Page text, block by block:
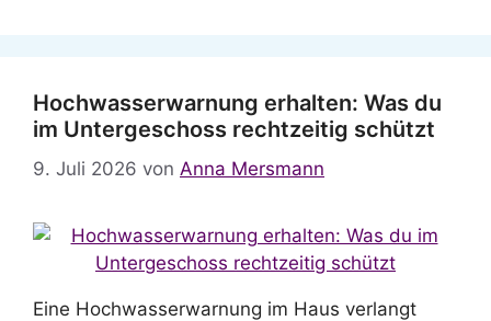
Hochwasserwarnung erhalten: Was du
im Untergeschoss rechtzeitig schützt
9. Juli 2026 von Anna Mersmann
Eine Hochwasserwarnung im Haus verlangt